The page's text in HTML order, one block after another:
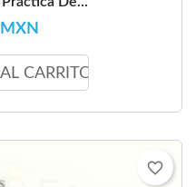
CARRITO
favorite_border